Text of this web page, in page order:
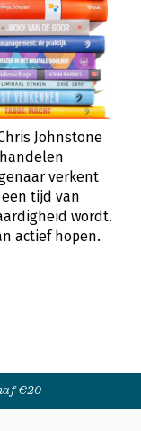
Johnstone
verkent
tijd van
wordt.
actief hopen.
€20